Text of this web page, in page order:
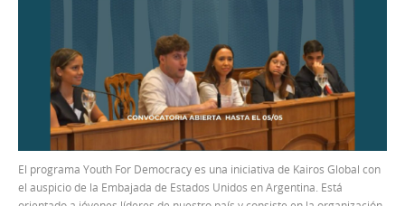
El programa Youth For Democracy es una iniciativa de Kairos Global con
el auspicio de la Embajada de Estados Unidos en Argentina. Está